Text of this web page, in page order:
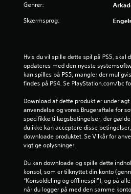
Genrer:
Skærmsprog:
Hvis du vil spille dette spil på PS5, skal
opdateres med den nyeste
kan spilles på PS5, mangler der
findes på PS4. Se PlayStation.com/bc
Download af dette produkt er
anvendelse og vores Brugeraftale for
specifikke tillægsbetingelser, der
du ikke kan acceptere disse
downloade produktet. Se Vilkår for
vigtige oplysninger.
Du kan downloade og spille dette
konsol, som er tilknyttet din konto
“Konsoldeling og offlinespil”), og på
når du logger på med den samme